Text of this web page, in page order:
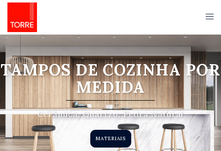
TAMPOS DE COZINHA POR
MEDIDA
Cerâmica, Quartzo, Pedra Natural
MATERIAIS